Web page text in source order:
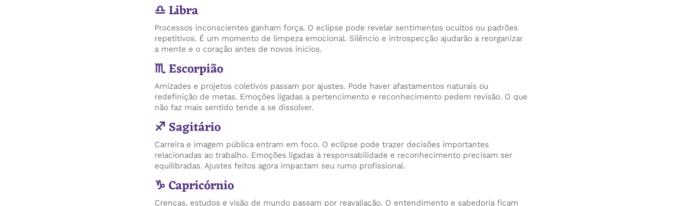
♎ Libra
Processos inconscientes ganham força. O eclipse pode revelar sentimentos ocultos ou padrões
repetitivos. É um momento de limpeza emocional. Silêncio e introspecção ajudarão a reorganizar
a mente e o coração antes de novos inícios.
♏ Escorpião
Amizades e projetos coletivos passam por ajustes. Pode haver afastamentos naturais ou
redefinição de metas. Emoções ligadas a pertencimento e reconhecimento pedem revisão. O que
não faz mais sentido tende a se dissolver.
♐ Sagitário
Carreira e imagem pública entram em foco. O eclipse pode trazer decisões importantes
relacionadas ao trabalho. Emoções ligadas à responsabilidade e reconhecimento precisam ser
equilibradas. Ajustes feitos agora impactam seu rumo profissional.
♑ Capricórnio
Crenças, estudos e visão de mundo passam por reavaliação. O entendimento e sabedoria ficam